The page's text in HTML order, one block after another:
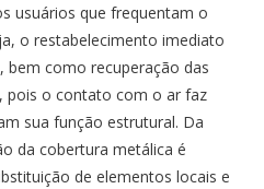
usuários que frequentam o
o restabelecimento imediato
bem como recuperação das
pois o contato com o ar faz
sua função estrutural. Da
da cobertura metálica é
de elementos locais e